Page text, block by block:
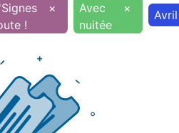
!
×
Avec
nuitée
× Avril